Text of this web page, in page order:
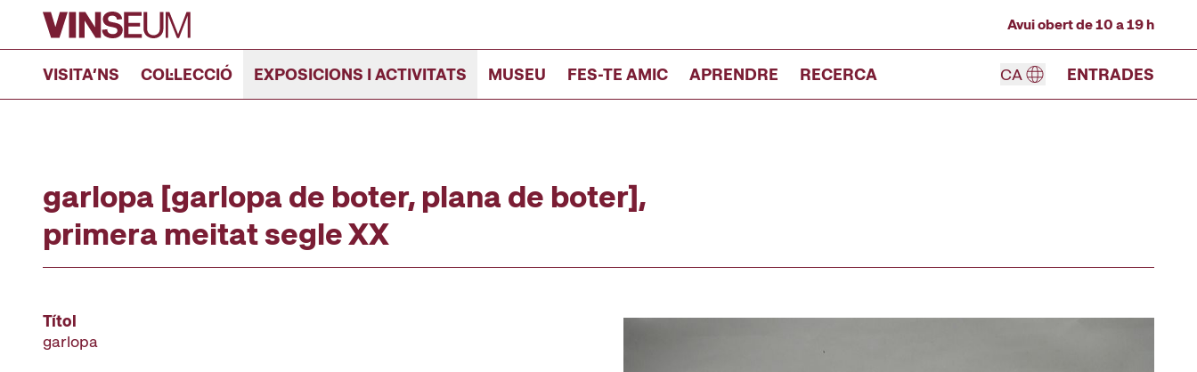
Anar al contingut
Avui obert de 10 a 19 h
VISITA’NS COL·LECCIÓ EXPOSICIONS I ACTIVITATS MUSEU FES-TE AMIC APRENDRE RECERCA CA ENTRADES
garlopa [garlopa de boter, plana de boter],
primera meitat segle XX
Títol
garlopa